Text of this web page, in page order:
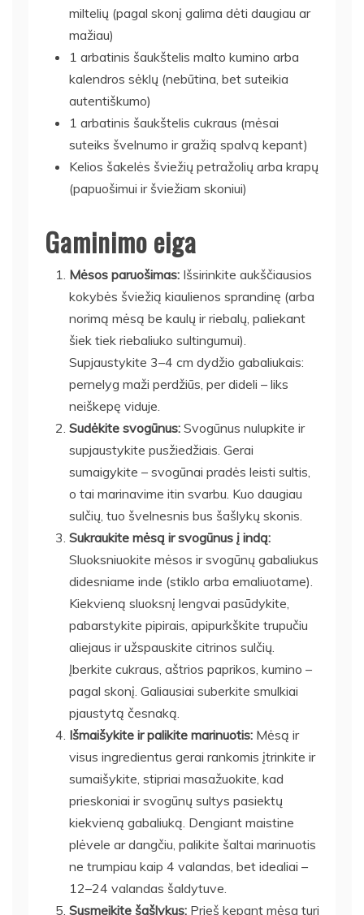
miltelių (pagal skonį galima dėti daugiau ar
mažiau)
1 arbatinis šaukštelis malto kumino arba
kalendros sėklų (nebūtina, bet suteikia
autentiškumo)
1 arbatinis šaukštelis cukraus (mėsai
suteiks švelnumo ir gražią spalvą kepant)
Kelios šakelės šviežių petražolių arba krapų
(papuošimui ir šviežiam skoniui)
Gaminimo eiga
Mėsos paruošimas: Išsirinkite aukščiausios
kokybės šviežią kiaulienos sprandinę (arba
norimą mėsą be kaulų ir riebalų, paliekant
šiek tiek riebaliuko sultingumui).
Supjaustykite 3–4 cm dydžio gabaliukais:
pernelyg maži perdžiūs, per dideli – liks
neiškepę viduje.
Sudėkite svogūnus: Svogūnus nulupkite ir
supjaustykite pusžiedžiais. Gerai
sumaigykite – svogūnai pradės leisti sultis,
o tai marinavime itin svarbu. Kuo daugiau
sulčių, tuo švelnesnis bus šašlykų skonis.
Sukraukite mėsą ir svogūnus į indą:
Sluoksniuokite mėsos ir svogūnų gabaliukus
didesniame inde (stiklo arba emaliuotame).
Kiekvieną sluoksnį lengvai pasūdykite,
pabarstykite pipirais, apipurkškite trupučiu
aliejaus ir užspauskite citrinos sulčių.
Įberkite cukraus, aštrios paprikos, kumino –
pagal skonį. Galiausiai suberkite smulkiai
pjaustytą česnaką.
Išmaišykite ir palikite marinuotis: Mėsą ir
visus ingredientus gerai rankomis įtrinkite ir
sumaišykite, stipriai masažuokite, kad
prieskoniai ir svogūnų sultys pasiektų
kiekvieną gabaliuką. Dengiant maistine
plėvele ar dangčiu, palikite šaltai marinuotis
ne trumpiau kaip 4 valandas, bet idealiai –
12–24 valandas šaldytuve.
Susmeikite šašlykus: Prieš kepant mėsa turi